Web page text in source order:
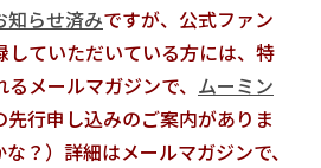
知らせ済みですが、公式ファン
していただいている方には、特
メールマガジンで、 ムーミン
先行申し込みのご案内がありま
？）詳細はメールマガジンで、